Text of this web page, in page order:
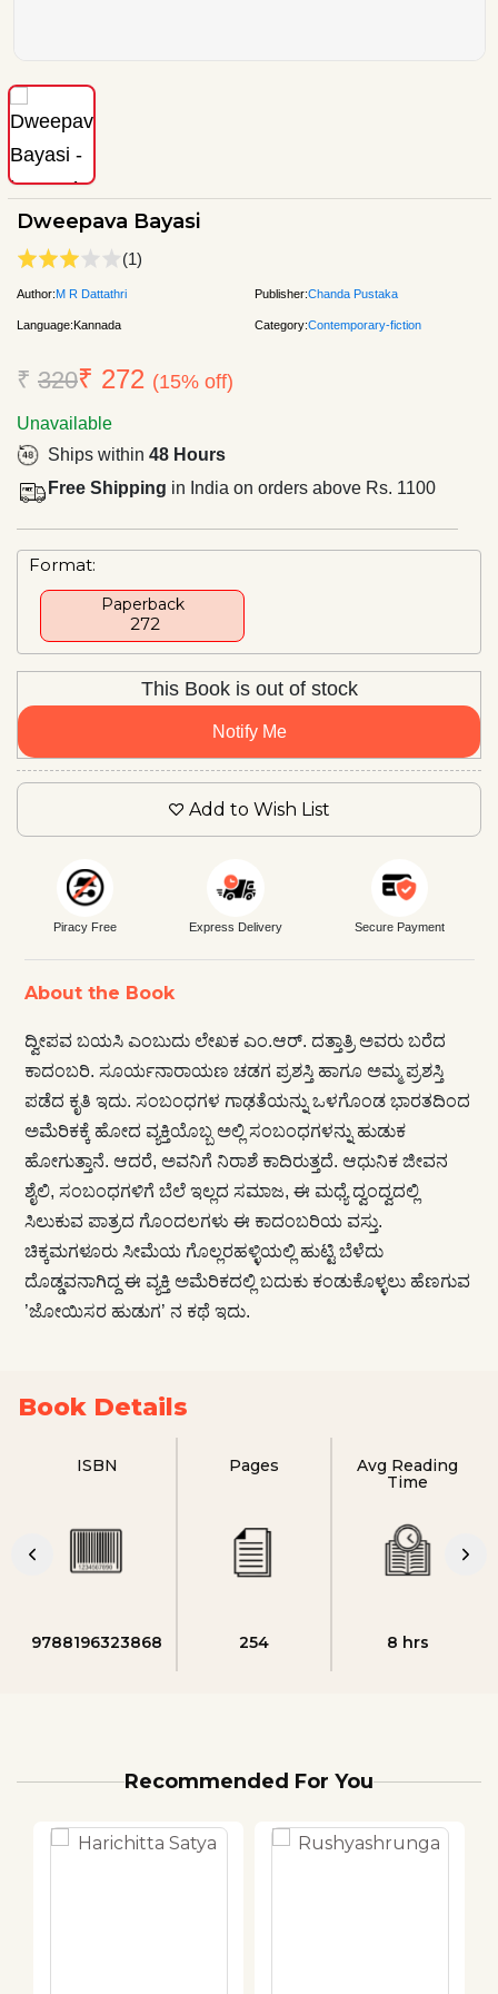
Dweepava Bayasi
(1)
Author:M R Dattathri Publisher:Chanda Pustaka
Language:Kannada Category:Contemporary-fiction
₹ 320₹ 272 (15% off)
Unavailable
Ships within 48 Hours
Free Shipping in India on orders above Rs. 1100
Format:
Paperback
₹ 272
This Book is out of stock
Notify Me
Add to Wish List
Piracy Free Express Delivery Secure Payment
About the Book
ದ್ವೀಪವ ಬಯಸಿ ಎಂಬುದು ಲೇಖಕ ಎಂ.ಆರ್. ದತ್ತಾತ್ರಿ ಅವರು ಬರೆದ
ಕಾದಂಬರಿ. ಸೂರ್ಯನಾರಾಯಣ ಚಡಗ ಪ್ರಶಸ್ತಿ ಹಾಗೂ ಅಮ್ಮ ಪ್ರಶಸ್ತಿ
ಪಡೆದ ಕೃತಿ ಇದು. ಸಂಬಂಧಗಳ ಗಾಢತೆಯನ್ನು ಒಳಗೊಂಡ ಭಾರತದಿಂದ
ಅಮೆರಿಕಕ್ಕೆ ಹೋದ ವ್ಯಕ್ತಿಯೊಬ್ಬ ಅಲ್ಲಿ ಸಂಬಂಧಗಳನ್ನು ಹುಡುಕ
ಹೋಗುತ್ತಾನೆ. ಆದರೆ, ಅವನಿಗೆ ನಿರಾಶೆ ಕಾದಿರುತ್ತದೆ. ಆಧುನಿಕ ಜೀವನ
ಶೈಲಿ, ಸಂಬಂಧಗಳಿಗೆ ಬೆಲೆ ಇಲ್ಲದ ಸಮಾಜ, ಈ ಮಧ್ಯೆ ದ್ವಂದ್ವದಲ್ಲಿ
ಸಿಲುಕುವ ಪಾತ್ರದ ಗೊಂದಲಗಳು ಈ ಕಾದಂಬರಿಯ ವಸ್ತು.
ಚಿಕ್ಕಮಗಳೂರು ಸೀಮೆಯ ಗೊಲ್ಲರಹಳ್ಳಿಯಲ್ಲಿ ಹುಟ್ಟಿ ಬೆಳೆದು
ದೊಡ್ಡವನಾಗಿದ್ದ ಈ ವ್ಯಕ್ತಿ ಅಮೆರಿಕದಲ್ಲಿ ಬದುಕು ಕಂಡುಕೊಳ್ಳಲು ಹೆಣಗುವ
’ಜೋಯಿಸರ ಹುಡುಗ’ ನ ಕಥೆ ಇದು.
Book Details
ISBN
9788196323868
Pages
254
Avg Reading
Time
8 hrs
Recommended For You